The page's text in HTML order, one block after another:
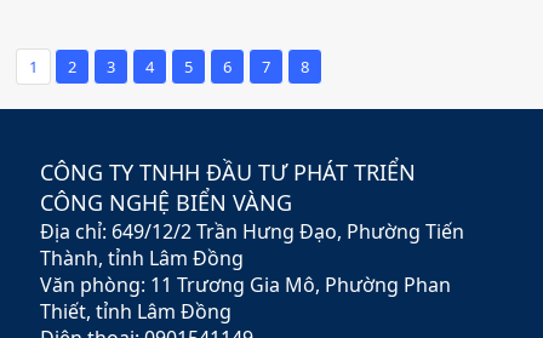
thương hiệu trực tuyến, mà
còn là kênh bán hàng,
marketing và chăm sóc khách
nghiệp tiếp cận lượng khách
hàng tiềm năng khổng lồ.
thương hiệu trực tuyến, mà
còn là kênh bán hàng,
marketing và chăm sóc khách
nghiệp tiếp cận lượng khách
hàng tiềm năng khổng lồ.
1 2 3 4 5 6 7 8
CÔNG TY TNHH ĐẦU TƯ PHÁT TRIỂN
CÔNG NGHỆ BIỂN VÀNG
Địa chỉ: 649/12/2 Trần Hưng Đạo, Phường Tiến
Thành, tỉnh Lâm Đồng
Văn phòng: 11 Trương Gia Mô, Phường Phan
Thiết, tỉnh Lâm Đồng